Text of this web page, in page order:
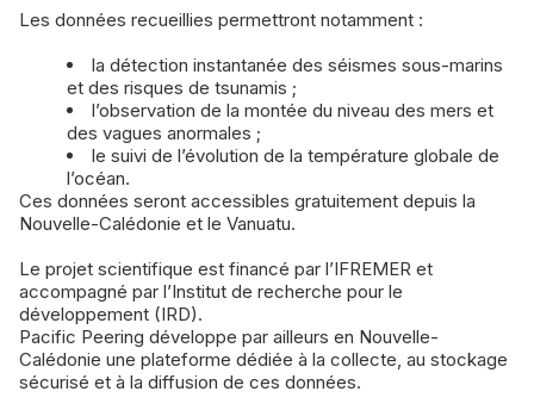
Les données recueillies permettront notamment :
la détection instantanée des séismes sous-marins
et des risques de tsunamis ;
l’observation de la montée du niveau des mers et
des vagues anormales ;
le suivi de l’évolution de la température globale de
l’océan.
Ces données seront accessibles gratuitement depuis la
Nouvelle-Calédonie et le Vanuatu.
Le projet scientifique est financé par l’IFREMER et
accompagné par l’Institut de recherche pour le
développement (IRD).
Pacific Peering développe par ailleurs en Nouvelle-
Calédonie une plateforme dédiée à la collecte, au stockage
sécurisé et à la diffusion de ces données.